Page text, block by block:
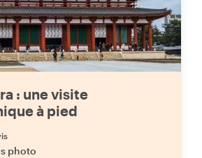
: une visite
à pied
photo